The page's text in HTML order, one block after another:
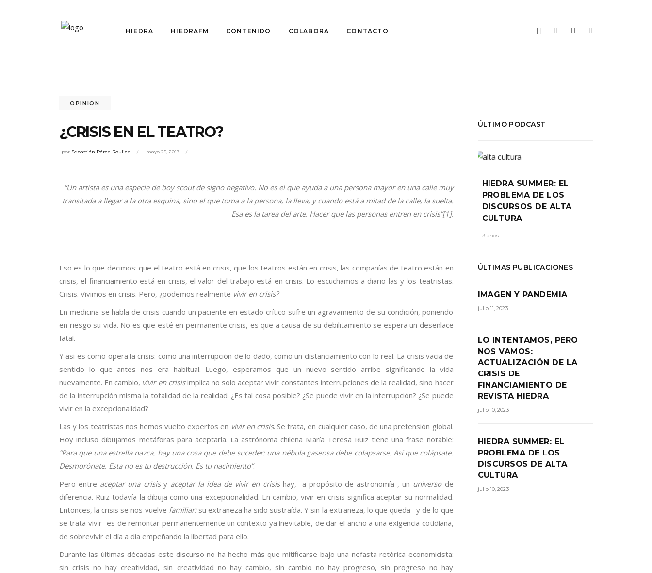
HIEDRA HIEDRAFM CONTENIDO COLABORA CONTACTO
OPINIÓN
¿CRISIS EN EL TEATRO?
por Sebastián Pérez Rouliez mayo 25, 2017
“Un artista es una especie de boy scout de signo negativo. No es el que ayuda a una persona mayor en una calle muy
transitada a llegar a la otra esquina, sino el que toma a la persona, la lleva, y cuando está a mitad de la calle, la suelta.
Esa es la tarea del arte. Hacer que las personas entren en crisis”[1].
Eso es lo que decimos: que el teatro está en crisis, que los teatros están en crisis, las compañías de teatro están en
crisis, el financiamiento está en crisis, el valor del trabajo está en crisis. Lo escuchamos a diario las y los teatristas.
Crisis. Vivimos en crisis. Pero, ¿podemos realmente vivir en crisis?
En medicina se habla de crisis cuando un paciente en estado crítico sufre un agravamiento de su condición, poniendo
en riesgo su vida. No es que esté en permanente crisis, es que a causa de su debilitamiento se espera un desenlace
fatal.
Y así es como opera la crisis: como una interrupción de lo dado, como un distanciamiento con lo real. La crisis vacía de
sentido lo que antes nos era habitual. Luego, esperamos que un nuevo sentido arribe significando la vida
nuevamente. En cambio, vivir en crisisimplica no solo aceptar vivir constantes interrupciones de la realidad, sino hacer
de la interrupción misma la totalidad de la realidad. ¿Es tal cosa posible? ¿Se puede vivir en la interrupción? ¿Se puede
vivir en la excepcionalidad?
Las y los teatristas nos hemos vuelto expertos en vivir en crisis. Se trata, en cualquier caso, de una pretensión global.
Hoy incluso dibujamos metáforas para aceptarla. La astrónoma chilena María Teresa Ruiz tiene una frase notable:
“Para que una estrella nazca, hay una cosa que debe suceder: una nébula gaseosa debe colapsarse. Así que colápsate.
Desmorónate. Esta no es tu destrucción. Es tu nacimiento”.
Pero entre aceptar una crisisy aceptar la idea de vivir en crisishay, -a propósito de astronomía-, un universo de
diferencia. Ruiz todavía la dibuja como una excepcionalidad. En cambio, vivir en crisis significa aceptar su normalidad.
Entonces, la crisis se nos vuelve familiar: su extrañeza ha sido sustraída. Y sin la extrañeza, lo que queda –y de lo que
se trata vivir- es de remontar permanentemente un contexto ya inevitable, de dar el ancho a una exigencia cotidiana,
de sobrevivir el día a día empeñando la libertad para ello.
Durante las últimas décadas este discurso no ha hecho más que mitificarse bajo una nefasta retórica economicista:
sin crisis no hay creatividad, sin creatividad no hay cambio, sin cambio no hay progreso, sin progreso no hay
ÚLTIMO PODCAST
HIEDRA SUMMER: EL
PROBLEMA DE LOS
DISCURSOS DE ALTA
CULTURA
3 años -
ÚLTIMAS PUBLICACIONES
IMAGEN Y PANDEMIA
julio 11, 2023
LO INTENTAMOS, PERO
NOS VAMOS:
ACTUALIZACIÓN DE LA
CRISIS DE
FINANCIAMIENTO DE
REVISTA HIEDRA
julio 10, 2023
HIEDRA SUMMER: EL
PROBLEMA DE LOS
DISCURSOS DE ALTA
CULTURA
julio 10, 2023